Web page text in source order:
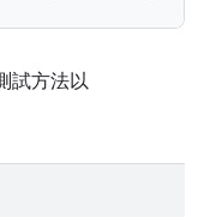
試方法以